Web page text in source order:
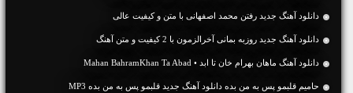
دانلود آهنگ جديد رفتن محمد اصفهانی با متن و کیفیت عالی
دانلود آهنگ جديد روزبه بمانی آخرالزمون با 2 کیفیت و متن آهنگ
دانلود آهنگ ماهان بهرام خان تا ابد • Mahan BahramKhan Ta Abad
حامیم قلبمو پس به من بده دانلود آهنگ جدید قلبمو پس به من بده MP3